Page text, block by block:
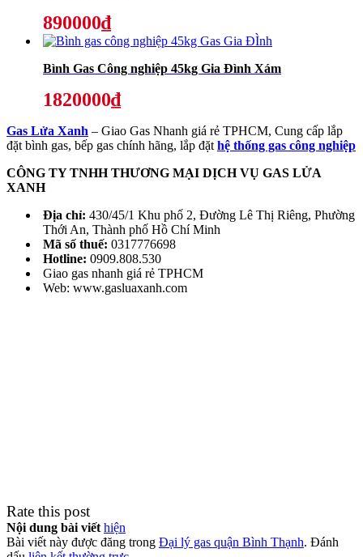
890000₫
Bình Gas Công nghiệp 45kg Gia Đình Xám
1820000₫
Gas Lửa Xanh – Giao Gas Nhanh giá rẻ TPHCM, Cung cấp lắp
đặt bình gas, bếp gas chính hãng, lắp đặt hệ thống gas công nghiệp
CÔNG TY TNHH THƯƠNG MẠI DỊCH VỤ GAS LỬA
XANH
Địa chỉ: 430/45/1 Khu phố 2, Đường Lê Thị Riêng, Phường
Thới An, Thành phố Hồ Chí Minh
Mã số thuế: 0317776698
Hotline: 0909.808.530
Giao gas nhanh giá rẻ TPHCM
Web: www.gasluaxanh.com
Rate this post
Nội dung bài viết hiện
Bài viết này được đăng trong Đại lý gas quận Bình Thạnh. Đánh